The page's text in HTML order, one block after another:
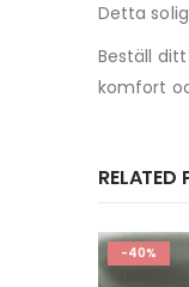
Detta
Beställ
komfort
RELATED
-30%